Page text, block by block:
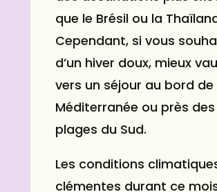
que le Brésil ou la
Cependant, si vous
d’un hiver doux, mieux
vers un séjour au bord de
Méditerranée ou près
plages du Sud.
Les conditions
clémentes durant ce